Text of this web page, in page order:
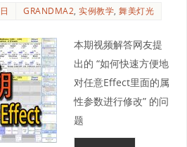
GRANDMA2,实例教学,舞美灯光
本期视频解答网友提
出的 “如何快速方便地
对任意Effect里面的属
性参数进行修改” 的问
题